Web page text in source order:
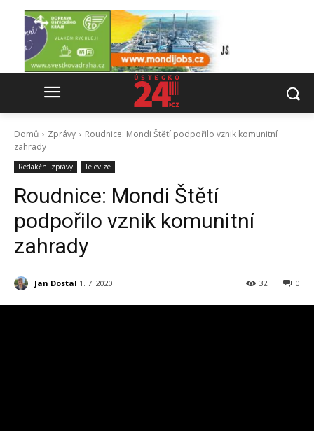
Domů Zprávy
Roudnice: Mondi Štětí podpořilo vznik komunitní
zahrady
Redakční zprávy Televize
Roudnice: Mondi Štětí
podpořilo vznik komunitní
zahrady
Jan Dostal 1. 7. 2020 0
32